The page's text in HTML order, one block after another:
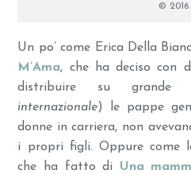
© 2016
Un po’ come Erica Della
M’Ama, che ha deciso con
distribuire su grande
internazionale) le pappe
donne in carriera, non
i propri figli. Oppure come
che ha fatto di Una